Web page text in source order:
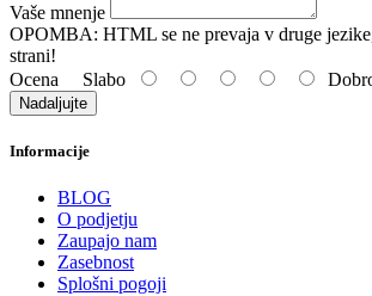
Vaše mnenje
OPOMBA: HTML se ne prevaja v druge
strani!
Ocena Slabo
Nadaljujte
Informacije
BLOG
O podjetju
Zaupajo nam
Zasebnost
Splošni pogoji